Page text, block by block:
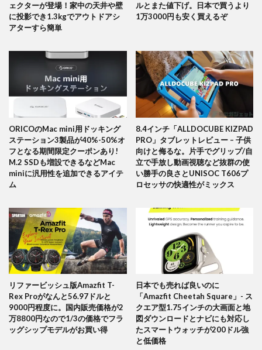
ェクターが登場！家中の天井や壁
に投影でき1.3kgでアウトドアシ
アターすら簡単
ルとまた値下げ。日本で買うより
1万3000円も安く買えるぞ
ORICOのMac mini用ドッキング
ステーション3製品が40%-50%オ
フとなる期間限定クーポンあり!
M.2 SSDも増設できるなどMac
miniに汎用性を追加できるアイテ
ム
8.4インチ「ALLDOCUBE KIZPAD
PRO」タブレットレビュー – 子供
向けと侮るな。片手でグリップ/自
立で手放し動画視聴など抜群の使
い勝手の良さとUNISOC T606プ
ロセッサの快適性がミックス
リファービッシュ版Amazfit T-
Rex Proがなんと56.97ドルと
9000円程度に。国内販売価格が2
万8800円なので1/3の価格でフラ
ッグシップモデルがお買い得
日本でも売れば良いのに
「Amazfit Cheetah Square」- ス
クエア型1.75インチの大画面と地
図ダウンロードとナビにも対応し
たスマートウォッチが200ドル強
と低価格